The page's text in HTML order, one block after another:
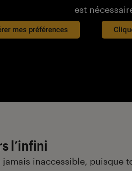
est
mes préférences
l’infini
jamais inaccessible, puisque